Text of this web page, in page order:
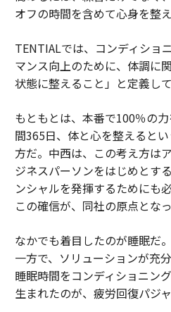
オフの時間を含めて心身を整
TENTIALでは、コンディショ
マンス向上のために、体調に
状態に整えること」と定義して
もともとは、本番で100％の
間365日、体と心を整えると
方だ。中西は、この考え方は
ジネスパーソンをはじめとす
ンシャルを発揮するためにも
この確信が、同社の原点となっ
なかでも着目したのが睡眠だ
一方で、ソリューションが充
睡眠時間をコンディショニン
生まれたのが、疲労回復パジ